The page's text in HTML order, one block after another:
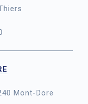
Mont-Dore